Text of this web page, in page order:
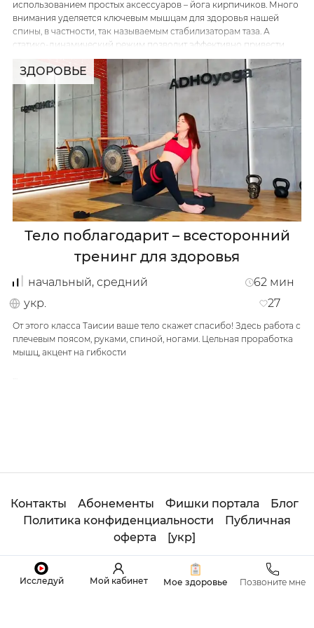
Исследуй Мой кабинет Мое здоровье Позвоните мне
использованием простых аксессуаров – йога кирпичиков. Много
внимания уделяется ключевым мышцам для здоровья нашей
спины, в частности, так называемым стабилизаторам таза. А
статико-динамический режим позволит эффективно привести
мышцы в тонус и вернуть им естественную пластичность..
…
ЗДОРОВЬЕ
Тело поблагодарит – всесторонний
тренинг для здоровья
начальный, средний 62 мин
27
укр.
От этого класса Таисии ваше тело скажет спасибо! Здесь работа с
плечевым поясом, руками, спиной, ногами. Цельная проработка
мышц, акцент на гибкости
Контакты Абонементы Фишки портала
Блог
Политика конфиденциальности
Публичная
оферта
[укр]
© 2020
ОНЛАЙН ADHOYOGA. All Rights
Reserved.